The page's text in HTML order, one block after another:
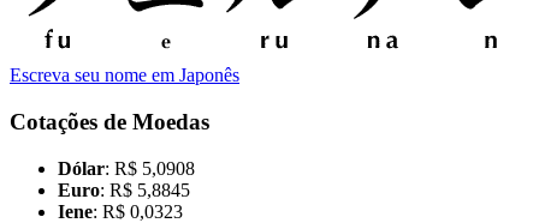
Escreva seu nome em Japonês
Cotações de Moedas
Dólar: R$ 5,0908
Euro: R$ 5,8845
Iene: R$ 0,0323